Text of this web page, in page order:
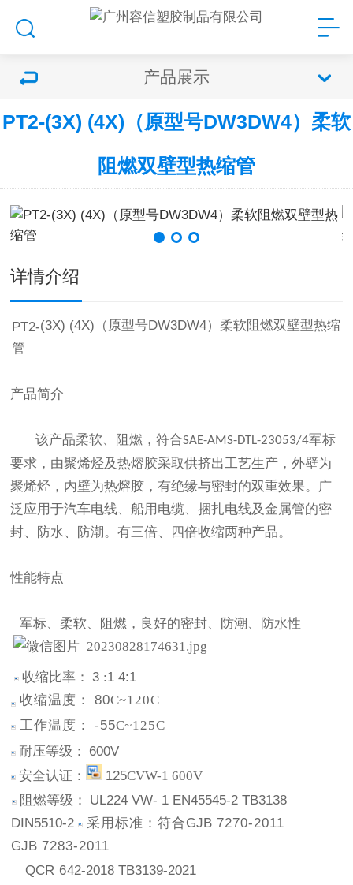
产品展示
PT2-(3X) (4X)（原型号DW3DW4）柔软
阻燃双壁型热缩管
详情介绍
PT2-(3X) (4X) （原型号DW3DW4） 柔软阻燃双壁型热缩
管
产品简介
该产品柔软、阻燃，符合SAE-AMS-DTL-23053/4军标
要求，由聚烯烃及热熔胶采取供挤出工艺生产，外壁为
聚烯烃，内壁为热熔胶，有绝缘与密封的双重效果。广
泛应用于汽车电线、船用电缆、捆扎电线及金属管的密
封、防水、防潮。有三倍、四倍收缩两种产品。
性能特点
军标、柔软、阻燃，良好的密封、防潮、防水性
收缩比率： 3 :1 4:1
收缩温度：
80C~120C
工作温度：
-55C~125C
耐压等级： 600V
安全认证：
125CVW-1 600V
阻燃等级：
UL224VW- 1 EN45545-2TB3138
DIN5510-2 采用标准：符合GJB 7270-2011
GJB 7283-2011
QCR 642-2018TB3139-2021